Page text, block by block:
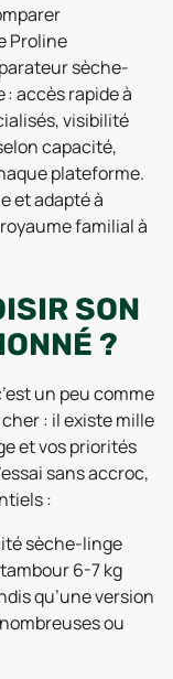
Proline
sèche-
: accès rapide à
visibilité
capacité,
plateforme.
et adapté à
familial à
SON
?
un peu comme
: il existe mille
et vos priorités
sans accroc,
:
sèche-linge
6-7 kg
qu’une version
ou